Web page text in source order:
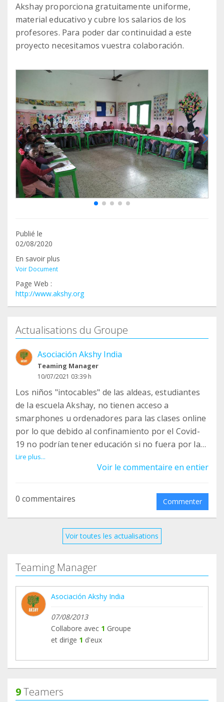
Akshay proporciona gratuitamente uniforme,
material educativo y cubre los salarios de los
profesores. Para poder dar continuidad a este
proyecto necesitamos vuestra colaboración.
Publié le
02/08/2020
En savoir plus
Voir Document
Page Web :
http://www.akshy.org
Actualisations du Groupe
Asociación Akshy India
Teaming Manager
10/07/2021 03:39 h
Los niños "intocables" de las aldeas, estudiantes
de la escuela Akshay, no tienen acceso a
smarphones u ordenadores para las clases online
por lo que debido al confinamiento por el Covid-
19 no podrían tener educación si no fuera por las
"Open Class" al aire libre, con las que nuestros
alumnos continúan con sus estudios.
Lire plus...
Voir le commentaire en entier
0 commentaires Commenter
Voir toutes les actualisations
Teaming Manager
Asociación Akshy India
07/08/2013
Collabore avec 1 Groupe
et dirige 1 d'eux
9Teamers